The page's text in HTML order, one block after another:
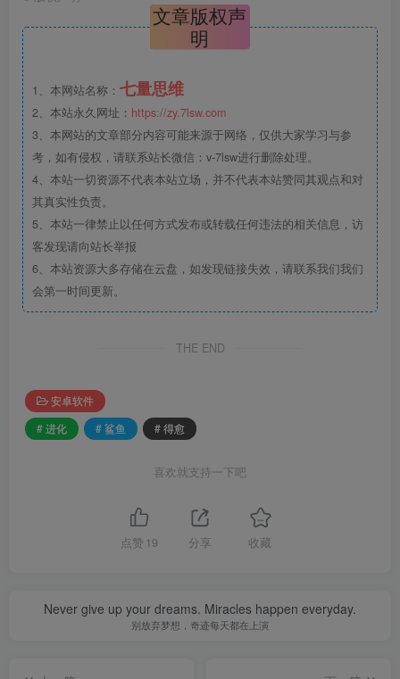
文章版权声
明
1、本网站名称： 七量思维
2、本站永久网址： https://zy.7lsw.com
3、本网站的文章部分内容可能来源于网络，仅供大家学习与参
考，如有侵权，请联系站长微信：v-7lsw进行删除处理。
4、本站一切资源不代表本站立场，并不代表本站赞同其观点和对
其真实性负责。
5、本站一律禁止以任何方式发布或转载任何违法的相关信息，访
客发现请向站长举报
6、本站资源大多存储在云盘，如发现链接失效，请联系我们我们
会第一时间更新。
THE END
安卓软件
# 进化
# 鲨鱼 # 得愈
喜欢就支持一下吧
点赞 19 分享 收藏
Never give up your dreams. Miracles happen everyday.
别放弃梦想，奇迹每天都在上演